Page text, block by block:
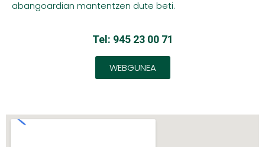
abangoardian mantentzen dute beti.
Tel: 945 23 00 71
WEBGUNEA